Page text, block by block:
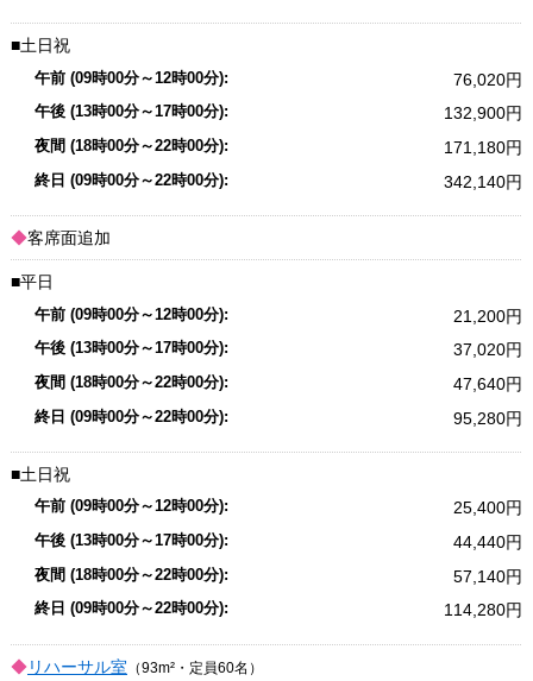
土日祝
76,020
132,900
171,180
342,140
客席面追加
平日
21,200
37,020
47,640
95,280
土日祝
25,400
44,440
57,140
114,280
リハーサル室 （93m²・定員60名）